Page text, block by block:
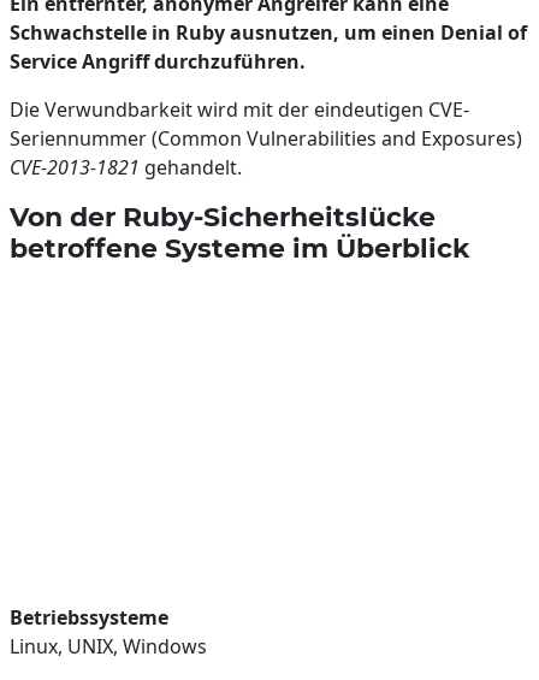
Schwachstelle in Ruby ausnutzen, um einen Denial of
Service Angriff durchzuführen.
Die Verwundbarkeit wird mit der eindeutigen CVE-
Seriennummer (Common Vulnerabilities and Exposures)
CVE-2013-1821 gehandelt.
Von der Ruby-Sicherheitslücke
betroffene Systeme im Überblick
Betriebssysteme
Linux, UNIX, Windows